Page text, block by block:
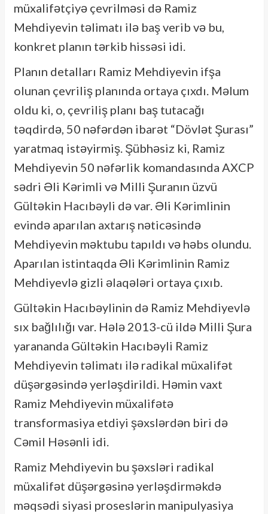
müxalifətçiyə çevrilməsi də Ramiz
Mehdiyevin təlimatı ilə baş verib və bu,
konkret planın tərkib hissəsi idi.
Planın detalları Ramiz Mehdiyevin ifşa
olunan çevriliş planında ortaya çıxdı. Məlum
oldu ki, o, çevriliş planı baş tutacağı
təqdirdə, 50 nəfərdən ibarət “Dövlət Şurası”
yaratmaq istəyirmiş. Şübhəsiz ki, Ramiz
Mehdiyevin 50 nəfərlik komandasında AXCP
sədri Əli Kərimli və Milli Şuranın üzvü
Gültəkin Hacıbəyli də var. Əli Kərimlinin
evində aparılan axtarış nəticəsində
Mehdiyevin məktubu tapıldı və həbs olundu.
Aparılan istintaqda Əli Kərimlinin Ramiz
Mehdiyevlə gizli əlaqələri ortaya çıxıb.
Gültəkin Hacıbəylinin də Ramiz Mehdiyevlə
sıx bağlılığı var. Hələ 2013-cü ildə Milli Şura
yarananda Gültəkin Hacıbəyli Ramiz
Mehdiyevin təlimatı ilə radikal müxalifət
düşərgəsində yerləşdirildi. Həmin vaxt
Ramiz Mehdiyevin müxalifətə
transformasiya etdiyi şəxslərdən biri də
Cəmil Həsənli idi.
Ramiz Mehdiyevin bu şəxsləri radikal
müxalifət düşərgəsinə yerləşdirməkdə
məqsədi siyasi proseslərin manipulyasiya